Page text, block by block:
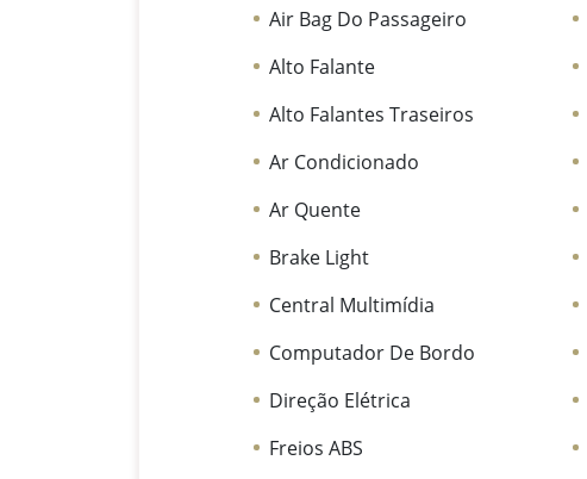
Air Bag Do Passageiro
Alto Falante
Alto Falantes Traseiros
Ar Condicionado
Ar Quente
Brake Light
Central Multimídia
Computador De Bordo
Direção Elétrica
Freios ABS